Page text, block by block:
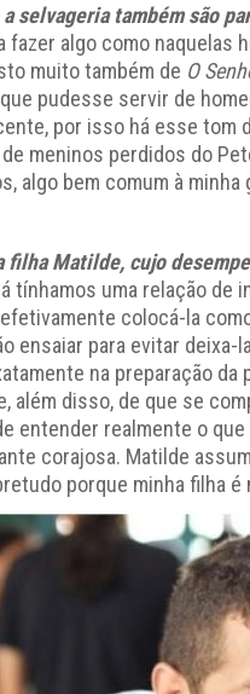
selvageria também são
fazer algo como naquelas
muito também de O
pudesse servir de
por isso há esse
meninos perdidos do
algo bem comum à minha
filha Matilde, cujo
tínhamos uma relação de
colocá-la
ensaiar para evitar deixa-
na preparação
além disso, de que se
entender realmente o
corajosa. Matilde
porque minha filha